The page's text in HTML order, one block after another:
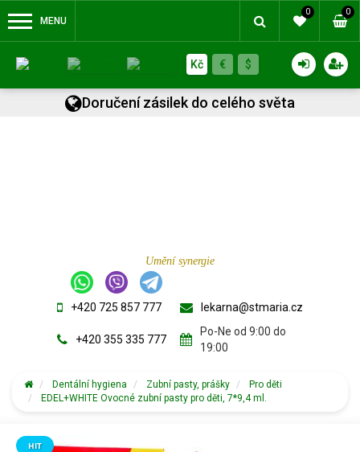
MENU
0 0
Kč € $
Doručení zásilek do celého světa
Umění synergie
+420 725 857 777
+420 355 335 777
lekarna@stmaria.cz
Po-Ne od 9:00 do
19:00
Dentální hygiena Zubní pasty, prášky
Pro děti
EDEL+WHITE Ovocné zubní pasty pro děti, 7*9,4 ml.
HIT